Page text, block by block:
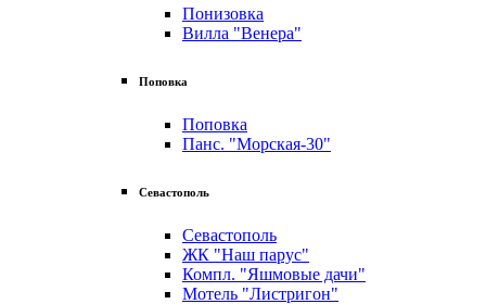
Понизовка
Вилла "Венера"
Поповка
Поповка
Панс. "Морская-30"
Севастополь
Севастополь
ЖК "Наш парус"
Компл. "Яшмовые дачи"
Мотель "Листригон"